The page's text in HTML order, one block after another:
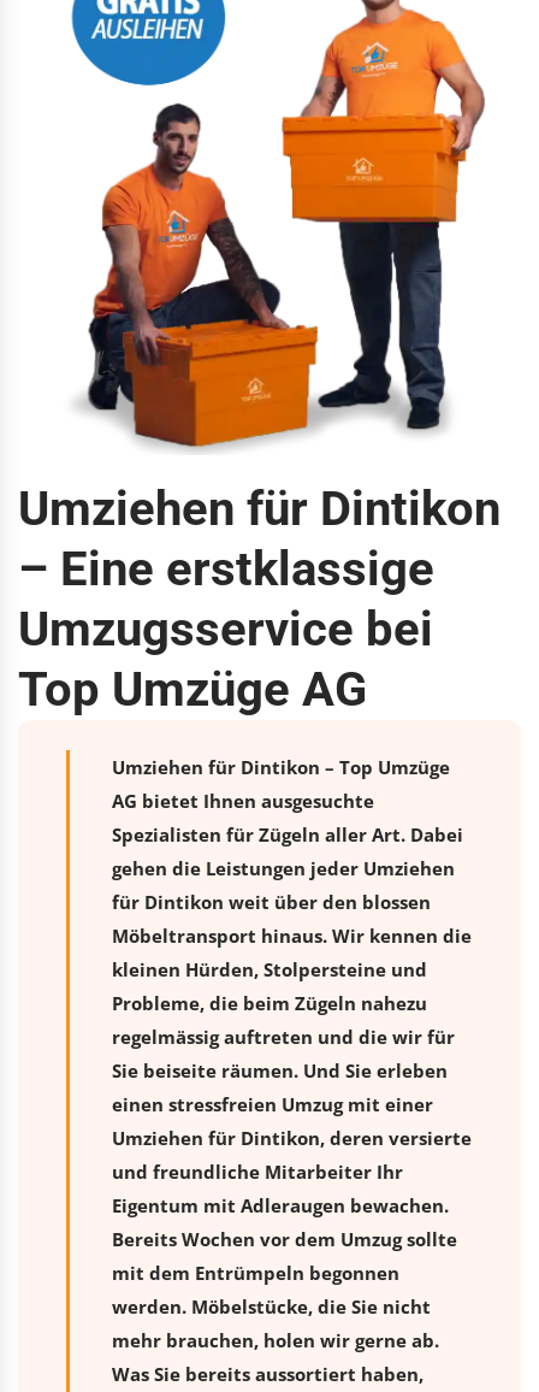
Umziehen für Dintikon
– Eine erstklassige
Umzugsservice bei
Top Umzüge AG
Umziehen für Dintikon – Top Umzüge
AG bietet Ihnen ausgesuchte
Spezialisten für Zügeln aller Art. Dabei
gehen die Leistungen jeder Umziehen
für Dintikon weit über den blossen
Möbeltransport hinaus. Wir kennen die
kleinen Hürden, Stolpersteine und
Probleme, die beim Zügeln nahezu
regelmässig auftreten und die wir für
Sie beiseite räumen. Und Sie erleben
einen stressfreien Umzugmit einer
Umziehen für Dintikon, deren versierte
und freundliche Mitarbeiter Ihr
Eigentum mit Adleraugen bewachen.
Bereits Wochen vor dem Umzug sollte
mit dem Entrümpeln begonnen
werden. Möbelstücke, die Sie nicht
mehr brauchen, holen wir gerne ab.
Was Sie bereits aussortiert haben,